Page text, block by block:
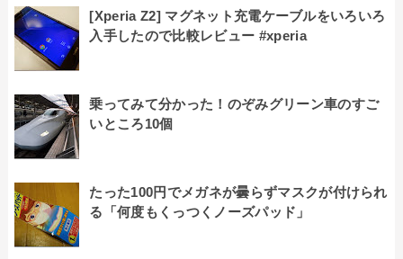
[Xperia Z2] マグネット充電ケーブルをいろいろ
入手したので比較レビュー #xperia
乗ってみて分かった！のぞみグリーン車のすご
いところ10個
たった100円でメガネが曇らずマスクが付けられ
る「何度もくっつくノーズパッド」